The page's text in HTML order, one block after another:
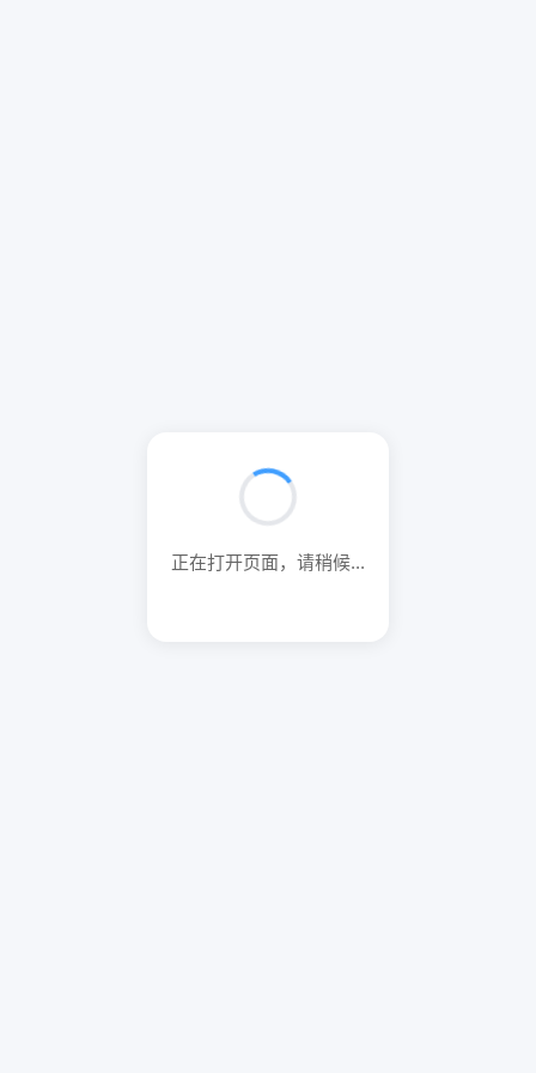
正在打开页面，请稍候...